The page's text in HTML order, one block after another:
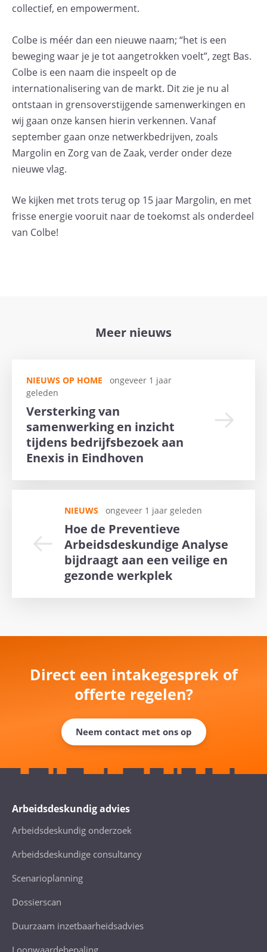
collectief, en empowerment.
Colbe is méér dan een nieuwe naam; “het is een
beweging waar je je tot aangetrokken voelt”, zegt Bas.
Colbe is een naam die inspeelt op de
internationalisering van de markt. Dit zie je nu al
ontstaan in grensoverstijgende samenwerkingen en
wij gaan onze kansen hierin verkennen. Vanaf
september gaan onze netwerkbedrijven, zoals
Margolin en Zorg van de Zaak, verder onder deze
nieuwe vlag.
We kijken met trots terug op 15 jaar Margolin, en met
frisse energie vooruit naar de toekomst als onderdeel
van Colbe!
Meer nieuws
NIEUWS OP HOME
ongeveer 1 jaar
geleden
Versterking van
samenwerking en inzicht
tijdens bedrijfsbezoek aan
Enexis in Eindhoven
NIEUWS ongeveer 1 jaar geleden
Hoe de Preventieve
Arbeidsdeskundige Analyse
bijdraagt aan een veilige en
gezonde werkplek
Direct een intakegesprek of
offerte regelen?
Neem contact met ons op
Arbeidsdeskundig advies
Arbeidsdeskundig onderzoek
Arbeidsdeskundige consultancy
Scenarioplanning
Dossierscan
Duurzaam inzetbaarheidsadvies